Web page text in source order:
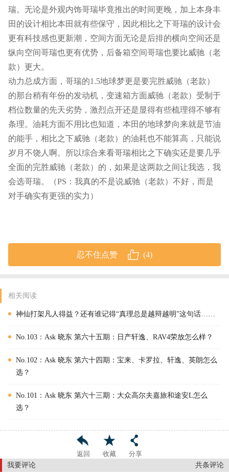
瑞。无论是外观内饰哥瑞毕竟推出的时间更晚，加上本身丰
田的设计相比本田就有些保守，因此相比之下哥瑞的设计会
更有科技感也更新潮，空间方面无论是后排的横向空间还是
纵向空间哥瑞也更有优势，后备箱空间哥瑞也要比威驰（老
款）更大。
动力总成方面，哥瑞的1.5地球梦更是要完胜威驰（老款）
的那台稍有年份的发动机，变速箱方面威驰（老款）受制于
档位数量的先天劣势，激烈点开还是显得有些梳理得不够有
条理。油耗方面不用比也知道，本田的地球梦向来就是节油
的能手，相比之下威驰（老款）的油耗也不能算高，只能说
岁月不饶人啊。所以综合来看哥瑞相比之下确实还是要几乎
全面的完胜威驰（老款）的，如果是这两款之间让我选，我
会选哥瑞。（PS：我真的不是说威驰（老款）不好，而是
对手确实有更强的实力）
忍不住点赞 (4)
相关阅读
神仙打架凡人得益？还有谁记得“真理总是越辩越明”这句话……
No.103：Ask 晓东 第六十五期：日产轩逸、RAV4荣放怎么样？
No.102：Ask 晓东 第六十四期：宝来、卡罗拉、轩逸、英朗怎么
选？
No.101：Ask 晓东 第六十三期：大众高尔夫嘉旅和途安L怎么
选？
返回 收藏
分享
共条评论
我要评论